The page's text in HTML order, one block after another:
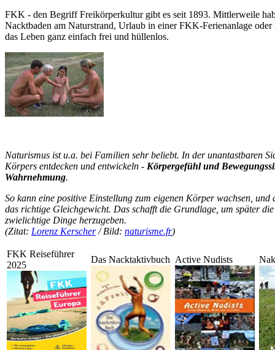
FKK - den Begriff Freikörperkultur gibt es seit 1893. Mittlerweile
Nacktbaden am Naturstrand, Urlaub in einer FKK-Ferienanlage
das Leben ganz einfach frei und hüllenlos.
Naturismus ist u.a. bei Familien sehr beliebt. In der unantastbaren
Körpers entdecken und entwickeln - Körpergefühl und
Wahrnehmung.
So kann eine positive Einstellung zum eigenen Körper wachsen,
das richtige Gleichgewicht. Das schafft die Grundlage, um später
zwielichtige Dinge herzugeben.
(Zitat: Lorenz Kerscher/ Bild: naturisme.fr)
FKK Reiseführer
2025
Das Nacktaktivbuch Active Nudists